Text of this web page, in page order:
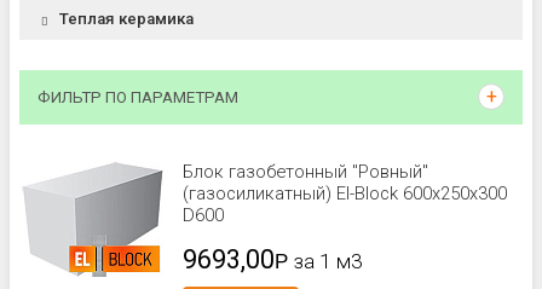
Теплая керамика
ФИЛЬТР ПО ПАРАМЕТРАМ
Блок газобетонный "Ровный"
(газосиликатный) El-Block 600х250х300
D600
9693,00Р за 1 м3